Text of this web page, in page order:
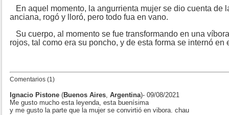
En aquel momento, la angurrienta mujer se dio cuenta de
anciana, rogó y lloró, pero todo fua en vano.
Su cuerpo, al momento se fue transformando en una
rojos, tal como era su poncho, y de esta forma se internó en
Comentarios (1)
Ignacio Pistone (Buenos Aires, Argentina)- 09/08/2021
Me gusto mucho esta leyenda, esta buenísima
y me gusto la parte que la mujer se convirtió en vibora. chau